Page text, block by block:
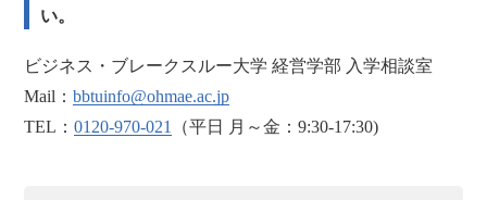
い。
ビジネス・ブレークスルー大学 経営学部 入学相談室
Mail：bbtuinfo@ohmae.ac.jp
TEL：0120-970-021 （平日 月～金：9:30-17:30)